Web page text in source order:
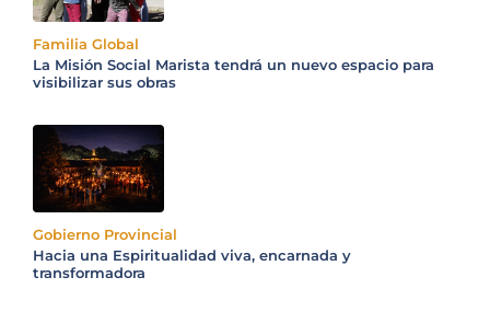
Familia Global
La Misión Social Marista tendrá un nuevo espacio para
visibilizar sus obras
Gobierno Provincial
Hacia una Espiritualidad viva, encarnada y
transformadora